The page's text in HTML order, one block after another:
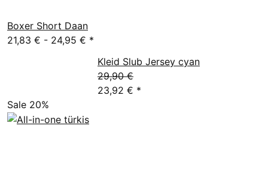
Boxer Short Daan
21,83 € - 24,95 € *
Kleid Slub Jersey cyan
29,90 €
23,92 € *
Sale 20%